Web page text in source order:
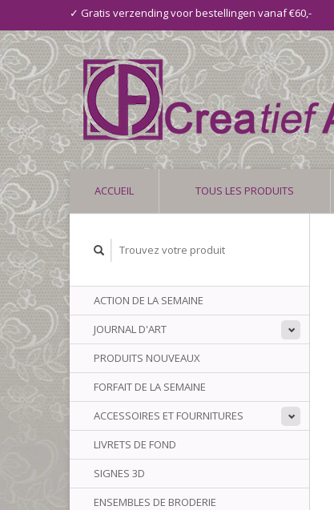
✓ Gratis verzending voor bestellingen vanaf €60,-
ACCUEIL TOUS LES PRODUITS
ACTION DE LA SEMAINE
JOURNAL D'ART
PRODUITS NOUVEAUX
FORFAIT DE LA SEMAINE
ACCESSOIRES ET FOURNITURES
LIVRETS DE FOND
SIGNES 3D
ENSEMBLES DE BRODERIE